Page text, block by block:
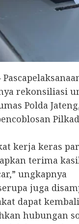
rekonsiliasi
Polda
kerja keras
terima
ungkapnya
juga
dapat
hubungan